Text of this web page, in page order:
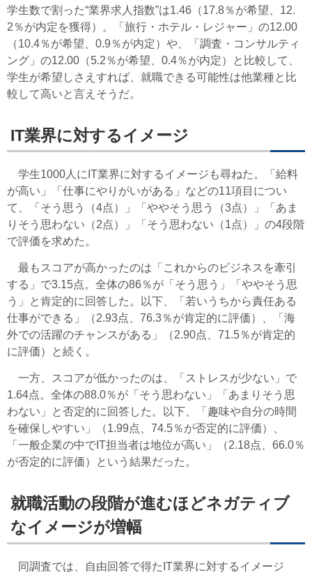
学生数で割った“業界求人指数”は1.46（17.8％が希望、12.
2％が内定を獲得）。「旅行・ホテル・レジャー」の12.00
（10.4％が希望、0.9％が内定）や、「調査・コンサルティ
ング」の12.00（5.2％が希望、0.4％が内定）と比較して、
学生が希望しさえすれば、就職できる可能性は他業種と比
較して高いと言えそうだ。
IT業界に対するイメージ
学生1000人にIT業界に対するイメージも尋ねた。「給料
が高い」「仕事にやりがいがある」などの11項目につい
て、「そう思う（4点）」「ややそう思う（3点）」「あま
りそう思わない（2点）」「そう思わない（1点）」の4段階
で評価を求めた。
最もスコアが高かったのは「これからのビジネスを牽引
する」で3.15点。全体の86％が「そう思う」「ややそう思
う」と肯定的に回答した。以下、「若いうちから責任ある
仕事ができる」（2.93点、76.3％が肯定的に評価）、「海
外での活躍のチャンスがある」（2.90点、71.5％が肯定的
に評価）と続く。
一方、スコアが低かったのは、「ストレスが少ない」で
1.64点。全体の88.0％が「そう思わない」「あまりそう思
わない」と否定的に回答した。以下、「趣味や自分の時間
を確保しやすい」（1.99点、74.5％が否定的に評価）、
「一般企業の中でIT担当者は地位が高い」（2.18点、66.0％
が否定的に評価）という結果だった。
就職活動の段階が進むほどネガティブ
なイメージが増幅
同調査では、自由回答で得たIT業界に対するイメージ